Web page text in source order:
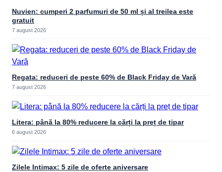
Nuvien: cumperi 2 parfumuri de 50 ml și al treilea este
gratuit
7 august 2026
Regata: reduceri de peste 60% de Black Friday de Vară
7 august 2026
Litera: până la 80% reducere la cărți la preț de tipar
6 august 2026
Zilele Intimax: 5 zile de oferte aniversare